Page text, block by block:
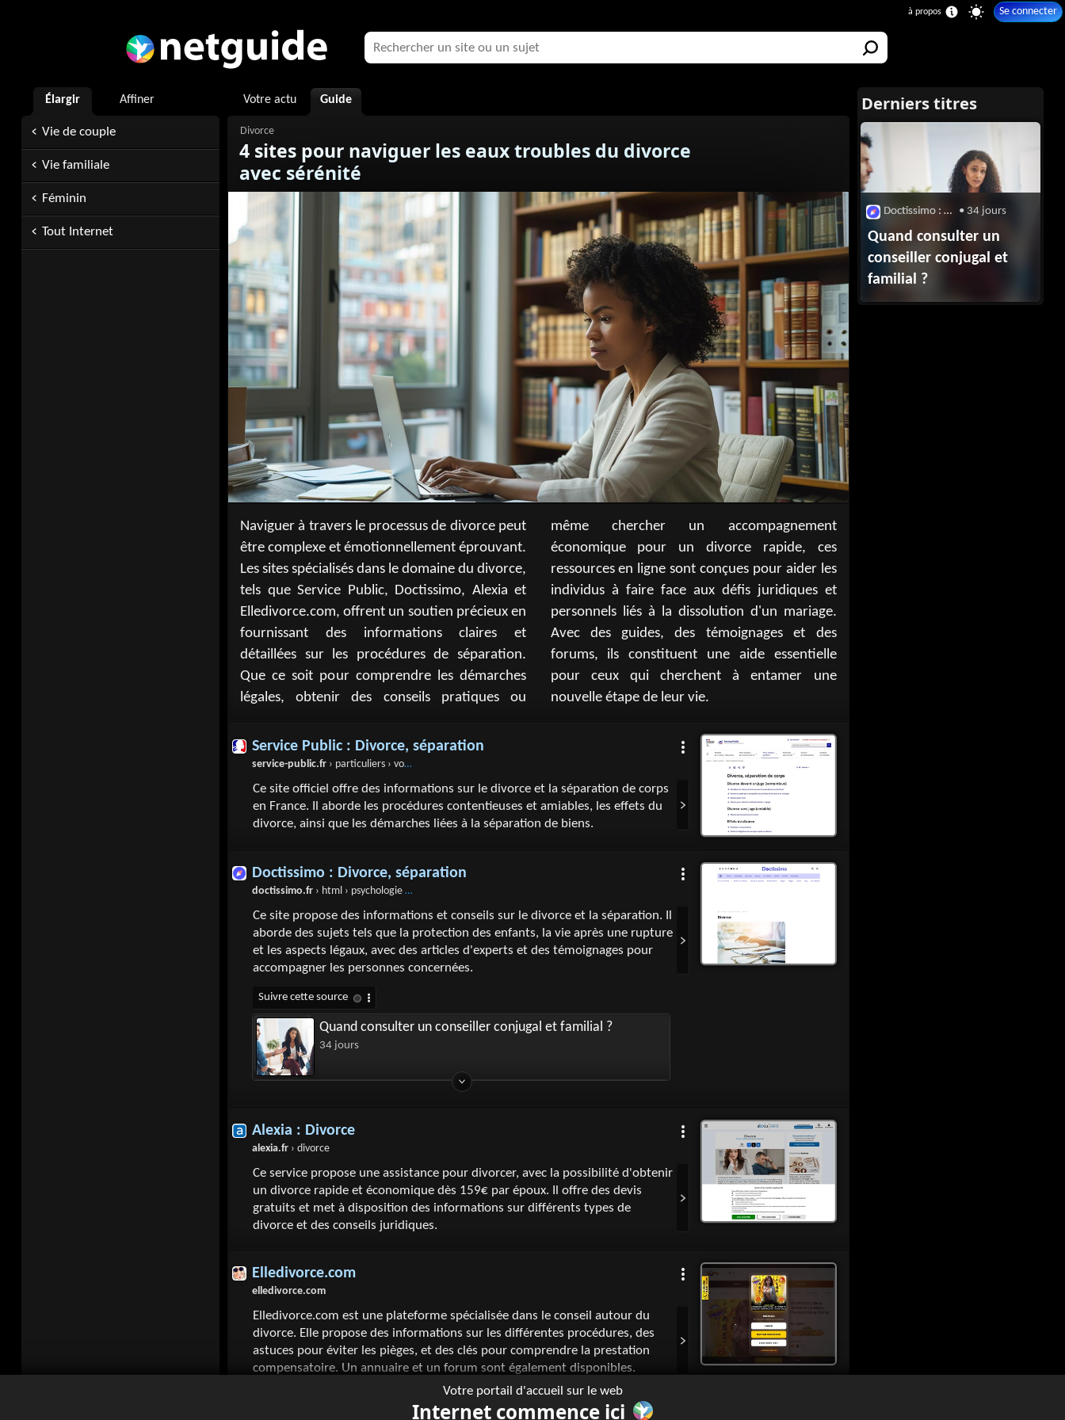
Se connecter
Élargir Affiner
Vie de couple
Vie familiale
Féminin
Tout Internet
Votre actu Guide
4 sites pour naviguer les eaux troubles du divorce
avec sérénité
Naviguer à travers le processus de divorce peut
être complexe et émotionnellement éprouvant.
Les sites spécialisés dans le domaine du divorce,
tels que Service Public, Doctissimo, Alexia et
Elledivorce.com, offrent un soutien précieux en
fournissant des informations claires et
détaillées sur les procédures de séparation.
Que ce soit pour comprendre les démarches
légales, obtenir des conseils pratiques ou
même chercher un accompagnement
économique pour un divorce rapide, ces
ressources en ligne sont conçues pour aider les
individus à faire face aux défis juridiques et
personnels liés à la dissolution d'un mariage.
Avec des guides, des témoignages et des
forums, ils constituent une aide essentielle
pour ceux qui cherchent à entamer une
nouvelle étape de leur vie.
Service Public : Divorce, séparation
service-public.fr › particuliers › vosdroits › N159
Ce site officiel offre des informations sur le divorce et la séparation de corps
en France. Il aborde les procédures contentieuses et amiables, les effets du
divorce, ainsi que les démarches liées à la séparation de biens.
Doctissimo : Divorce, séparation
doctissimo.fr › html › psychologie › dossiers › divorce › divorce-couple-separation.htm
Ce site propose des informations et conseils sur le divorce et la séparation. Il
aborde des sujets tels que la protection des enfants, la vie après une rupture
et les aspects légaux, avec des articles d'experts et des témoignages pour
accompagner les personnes concernées.
Quand consulter un conseiller conjugal et familial ?
34 jours
Alexia : Divorce
alexia.fr › divorce
Ce service propose une assistance pour divorcer, avec la possibilité d'obtenir
un divorce rapide et économique dès 159€ par époux. Il offre des devis
gratuits et met à disposition des informations sur différents types de
divorce et des conseils juridiques.
Elledivorce.com
elledivorce.com
Elledivorce.com est une plateforme spécialisée dans le conseil autour du
divorce. Elle propose des informations sur les différentes procédures, des
astuces pour éviter les pièges, et des clés pour comprendre la prestation
compensatoire. Un annuaire et un forum sont également disponibles.
Doctissimo : Divorce, séparation • 34 jours
Quand consulter un
conseiller conjugal et
familial ?
Votre portail d'accueil sur le web
Internet commence ici